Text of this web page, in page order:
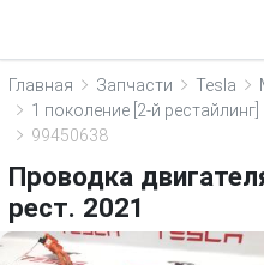
Главная Запчасти Tesla
1 поколение [2-й рестайлинг]
99450638
Проводка
рест. 2021